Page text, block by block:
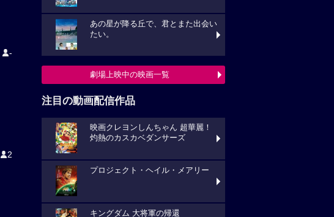
-
2
あの星が降る丘で、君とまた出会い
たい。
劇場上映中の映画一覧
注目の動画配信作品
映画クレヨンしんちゃん 超華麗！
灼熱のカスカベダンサーズ
プロジェクト・ヘイル・メアリー
キングダム 大将軍の帰還